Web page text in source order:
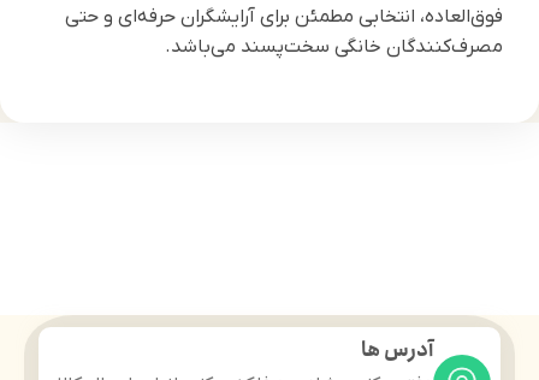
فوق‌العاده، انتخابی مطمئن برای آرایشگران حرفه‌ای و حتی
مصرف‌کنندگان خانگی سخت‌پسند می‌باشد.
آدرس ها